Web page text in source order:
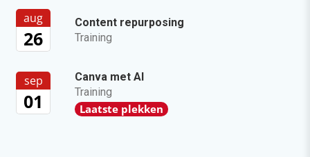
aug
26
Content repurposing
Training
sep
01
Canva met AI
Training
Laatste plekken